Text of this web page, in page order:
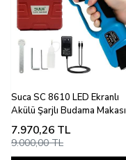
Suca SC 8610 LED Ekranlı
Akülü Şarjlı Budama Makası
7.970,26 TL
9.000,00 TL